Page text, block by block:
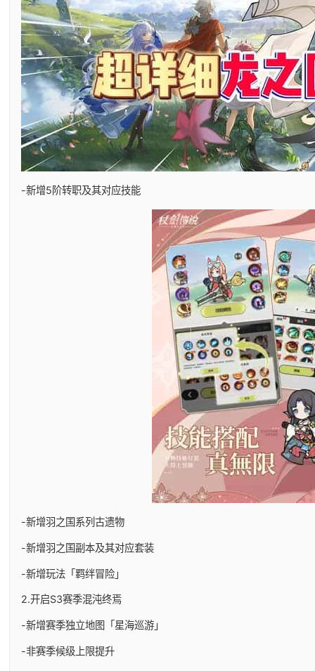
-新增5阶转职及其对应技能
-新增羽之国系列古遗物
-新增羽之国副本及其对应套装
-新增玩法「羁绊冒险」
2.开启S3赛季混沌终焉
-新增赛季独立地图「星海巡游」
-非赛季候级上限提升